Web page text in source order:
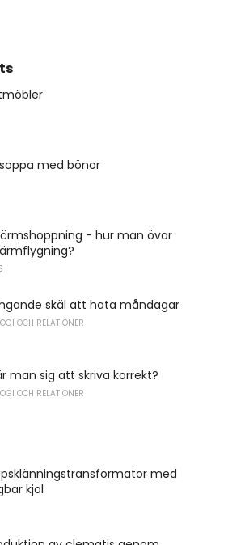
med bönor
- hur man övar
skäl att hata måndagar
OCH RELATIONER
man sig att skriva korrekt?
OCH RELATIONER
med
kjol